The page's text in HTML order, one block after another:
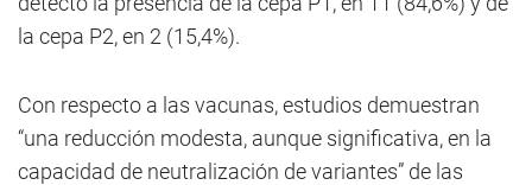
la cepa P2, en 2 (15,4%).
Con respecto a las vacunas, estudios demuestran
“una reducción modesta, aunque significativa, en la
capacidad de neutralización de variantes” de las